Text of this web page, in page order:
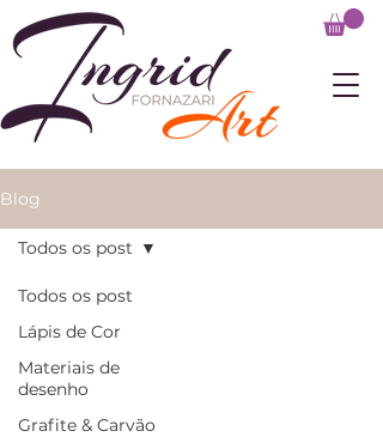
Blog
Todos os post
Lápis de Cor
Materiais de
desenho
Grafite & Carvão
Todos os post